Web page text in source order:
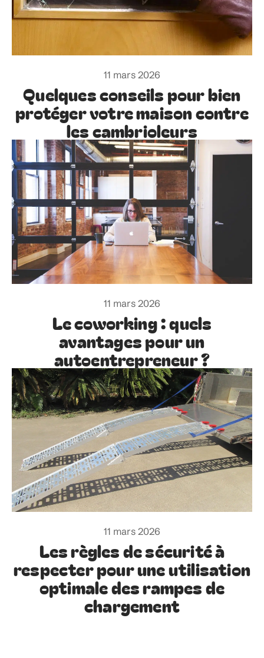
11 mars 2026
Quelques conseils pour bien
protéger votre maison contre
les cambrioleurs
11 mars 2026
Le coworking : quels
avantages pour un
autoentrepreneur ?
11 mars 2026
Les règles de sécurité à
respecter pour une utilisation
optimale des rampes de
chargement